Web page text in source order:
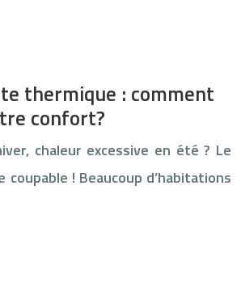
thermique : comment
confort?
chaleur excessive en été ? Le
! Beaucoup d’habitations